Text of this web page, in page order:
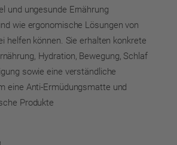
und ungesunde Ernährung
wie ergonomische Lösungen von
helfen können. Sie erhalten konkrete
Hydration, Bewegung, Schlaf
sowie eine verständliche
eine Anti-Ermüdungsmatte und
Produkte